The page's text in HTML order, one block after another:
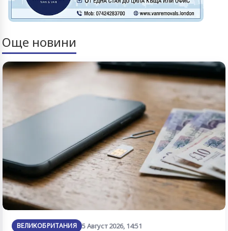
Още новини
ВЕЛИКОБРИТАНИЯ 5 Август 2026, 14:51